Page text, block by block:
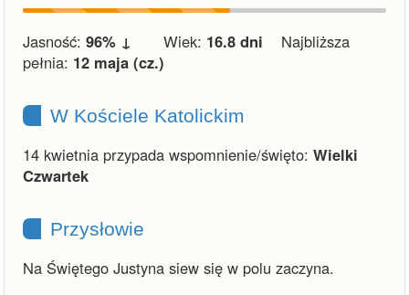
Jasność: 96% ↓ Wiek: 16.8 dni Najbliższa
pełnia: 12 maja (cz.)
W Kościele Katolickim
14 kwietnia przypada wspomnienie/święto: Wielki
Czwartek
Przysłowie
Na Świętego Justyna siew się w polu zaczyna.